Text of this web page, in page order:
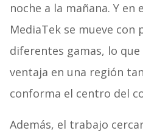
noche a la mañana. Y en
MediaTek se mueve con
diferentes gamas, lo
ventaja en una región
conforma el centro del
Además, el trabajo